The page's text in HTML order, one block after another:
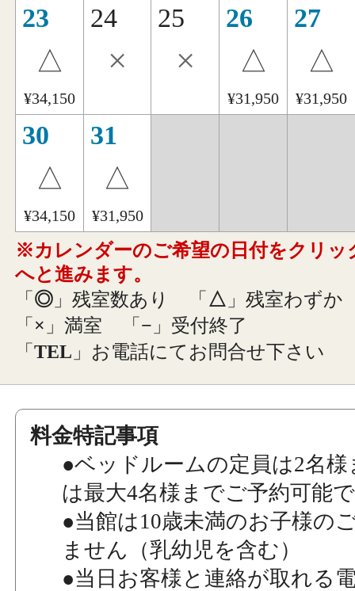
23
△
¥34,150
24
×
25
×
26
△
¥31,950
27
△
¥31,950
30
△
¥34,150
31
△
¥31,950
※カレンダーのご希望の日付をクリッ
へと進みます。
「◎ 」残室数あり 「△ 」残室わずか
「× 」満室 「− 」受付終了
「TEL 」お電話にてお問合せ下さい
料金特記事項
●ベッドルームの定員は2名様
は最大4名様までご予約可能
●当館は10歳未満のお子様の
ません（乳幼児を含む）
●当日お客様と連絡が取れる